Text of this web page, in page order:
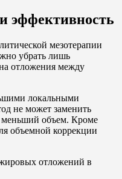
эффективность
мезотерапии
убрать лишь
отложения между
локальными
не может заменить
меньший объем. Кроме
объемной коррекции
отложений в